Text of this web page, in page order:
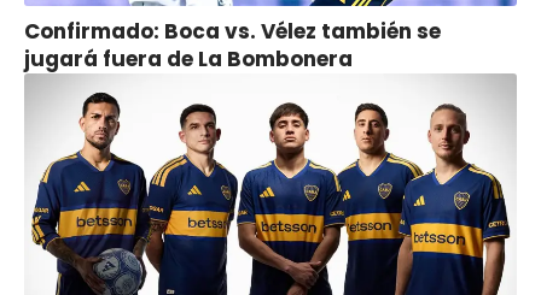
Confirmado: Boca vs. Vélez también se
jugará fuera de La Bombonera